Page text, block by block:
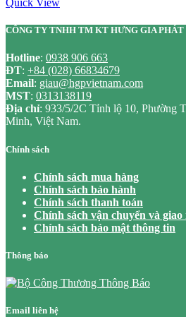
Quick View
CÔNG TY TNHH TM KT HƯNG GIA PHÁT
Hotline: 0938 906 663
ĐT: +84 (028) 66834679
Email: giau@hgpvietnam.com
MST: 0313138119
Địa chỉ: 933/5/2C Tỉnh lộ 10, Phường
Minh, Việt Nam.
Chính sách
Chính sách mua hàng
Chính sách bảo hành
Chính sách thanh toán
Chính sách vận chuyển và giao
Chính sách bảo mật thông tin
Thông báo
Email liên hệ